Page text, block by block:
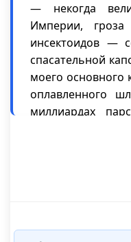
— некогда
Империи,
инсектоидов —
спасательной
моего основного
оплавленного
миллиардах
колодец